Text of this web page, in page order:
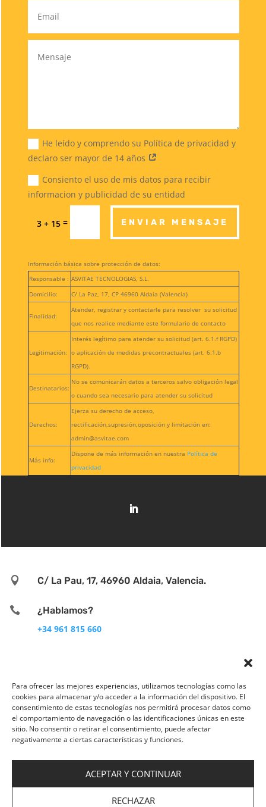
Para ofrecer las mejores experiencias, utilizamos tecnologías como las
cookies para almacenar y/o acceder a la información del dispositivo. El
consentimiento de estas tecnologías nos permitirá procesar datos como
el comportamiento de navegación o las identificaciones únicas en este
sitio. No consentir o retirar el consentimiento, puede afectar
negativamente a ciertas características y funciones.
ACEPTAR Y CONTINUAR
RECHAZAR
He leído y comprendo su Política de privacidad y
declaro ser mayor de 14 años
Consiento el uso de mis datos para recibir
informacion y publicidad de su entidad
3 + 15 = ENVIAR MENSAJE
Información básica sobre protección de datos:
Responsable : ASVITAE TECNOLOGIAS, S.L.
Domicilio:
C/ La Paz, 17, CP 46960 Aldaia (Valencia)
Finalidad:
Atender, registrar y contactarle para resolver su solicitud
que nos realice mediante este formulario de contacto
Legitimación:
Interés legítimo para atender su solicitud (art. 6.1.f RGPD)
o aplicación de medidas precontractuales (art. 6.1.b
RGPD).
Destinatarios:
No se comunicarán datos a terceros salvo obligación legal
o cuando sea necesario para atender su solicitud
Derechos:
Ejerza su derecho de acceso,
rectificación,supresión,oposición y limitación en:
admin@asvitae.com
Más info:
Dispone de más información en nuestra Política de
privacidad
 C/ La Pau, 17, 46960 Aldaia, Valencia.

¿Hablamos?
+34 961 815 660
Aviso legal|Política de privacidad|Política de
Política de Gestión Integrada|